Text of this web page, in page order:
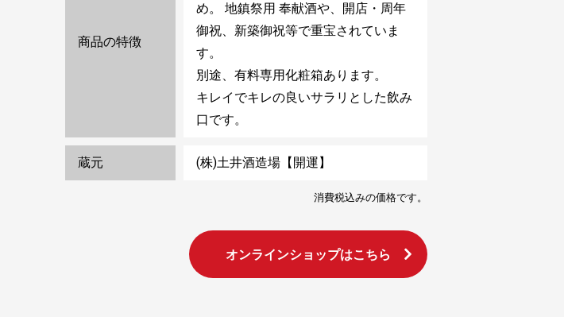
商品の特徴
め。 地鎮祭用 奉献酒や、開店・周年
御祝、新築御祝等で重宝されていま
す。
別途、有料専用化粧箱あります。
キレイでキレの良いサラリとした飲み
口です。
蔵元 (株)土井酒造場【開運】
消費税込みの価格です。
オンラインショップはこちら